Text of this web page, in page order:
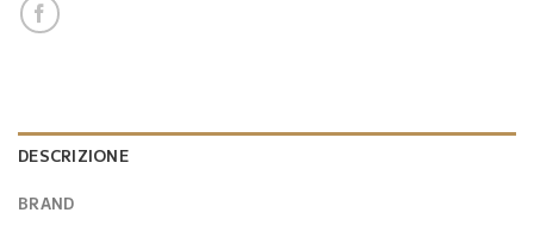
DESCRIZIONE
BRAND